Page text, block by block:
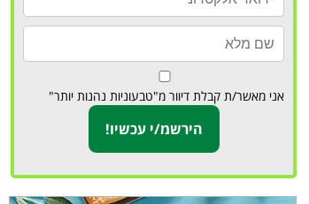
אני מאשר/ת קבלת דיוור מ"טבעוניות נהנות יותר"